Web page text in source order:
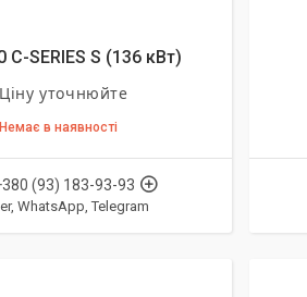
C-SERIES S (136 кВт)
Ціну уточнюйте
Немає в наявності
(93) 183-93-93
WhatsApp, Telegram